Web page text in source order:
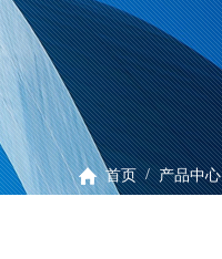
盟共赢 SCM--供应链
首页 / 产品中心